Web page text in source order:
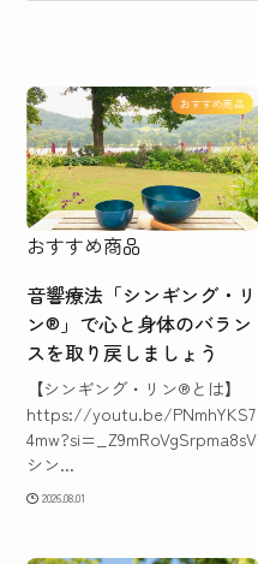
おすすめ商品
おすすめ商品
音響療法「シンギング・リ
ン®」で心と身体のバラン
スを取り戻しましょう
【シンギング・リン®とは】
https://youtu.be/PNmhYKS7
4mw?si=_Z9mRoVgSrpma8sV
シン...
2026.08.01